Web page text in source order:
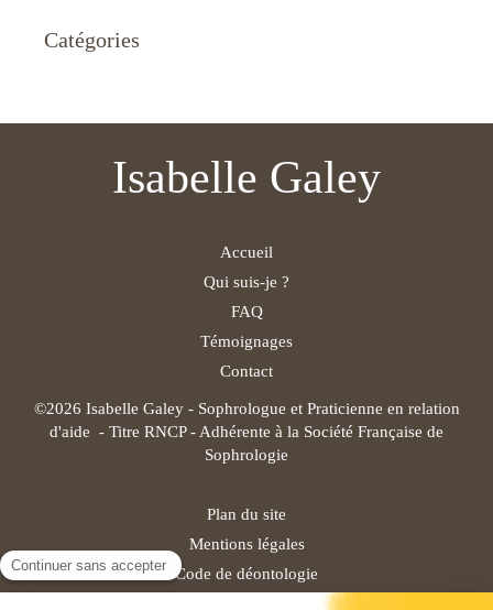
Catégories
Isabelle Galey
Accueil
Qui suis-je ?
FAQ
Témoignages
Contact
©2026 Isabelle Galey - Sophrologue et Praticienne en relation
d'aide - Titre RNCP - Adhérente à la Société Française de
Sophrologie
Plan du site
Mentions légales
Code de déontologie